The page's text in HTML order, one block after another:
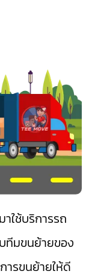
ช้บริการรถ
บทีมขนย้ายของ
ารขนย้ายให้ดี